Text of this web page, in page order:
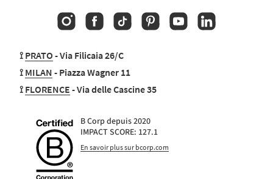
InstagramFacebookTikTokPinterestYouTubeLinkedin
⟟ PRATO - Via Filicaia 26/C
⟟ MILAN - Piazza Wagner 11
⟟ FLORENCE - Via delle Cascine 35
B Corp depuis 2020
IMPACT SCORE: 127.1
En savoir plus sur bcorp.com